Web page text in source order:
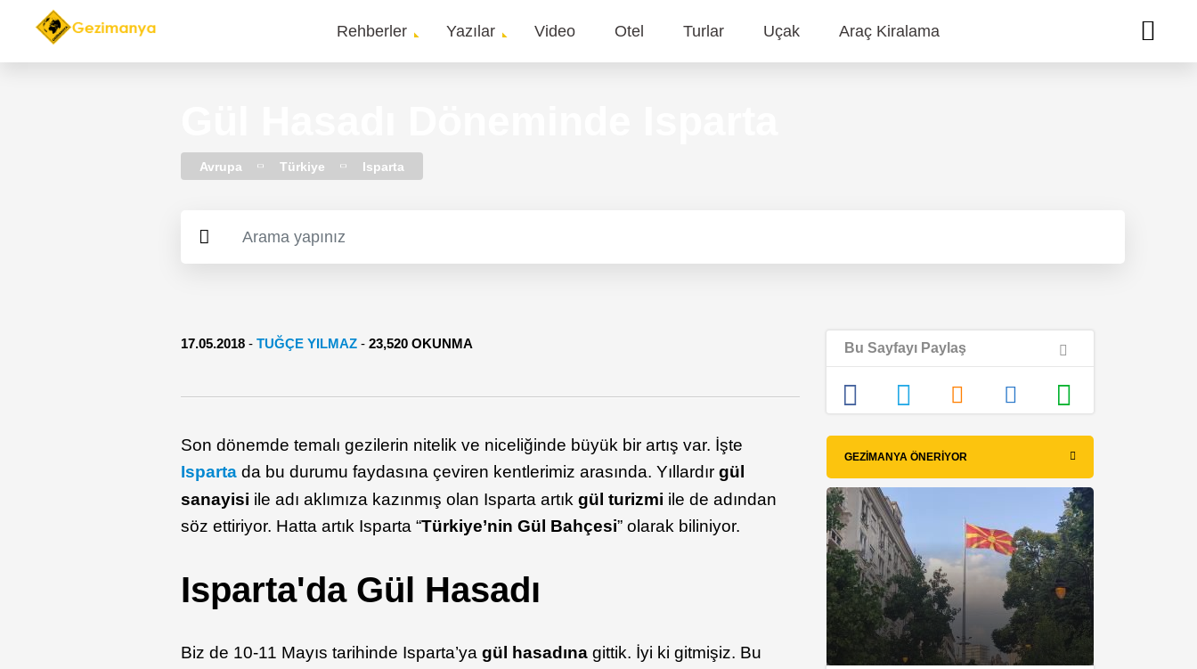
Main
Rehberler Yazılar Video Otel Turlar Uçak Araç Kiralama
Avrupa Türkiye Isparta
17.05.2018 -TUĞÇE YILMAZ -23,520 OKUNMA
Son dönemde temalı gezilerin nitelik ve niceliğinde büyük bir artış var. İşte
Isparta da bu durumu faydasına çeviren kentlerimiz arasında. Yıllardırgül
sanayisi ile adı aklımıza kazınmış olan Isparta artıkgül turizmi ile de adından
söz ettiriyor. Hatta artık Isparta “Türkiye’nin Gül Bahçesi” olarak biliniyor.
Isparta'da Gül Hasadı
Biz de 10-11 Mayıs tarihinde Isparta’yagül hasadına gittik. İyi ki gitmişiz. Bu
Bu Sayfayı Paylaş
GEZIMANYA ÖNERIYOR